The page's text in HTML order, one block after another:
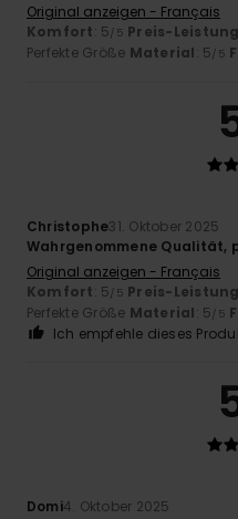
Original anzeigen - Français
Komfort: 5 /5 Preis-
Perfekte Größe Material: 5 /5
Christophe31. Oktober 2025
Wahrgenommene Qualität,
Original anzeigen - Français
Komfort: 5 /5 Preis-
Perfekte Größe Material: 5 /5
Ich empfehle dieses
Domi4. Oktober 2025